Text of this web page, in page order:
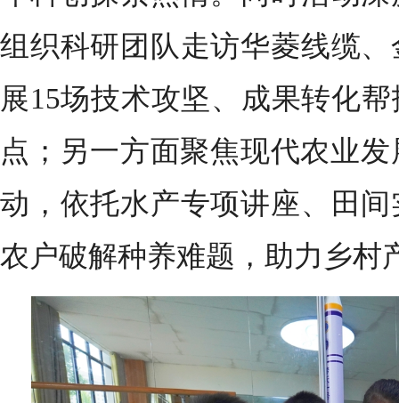
组织科研团队走访华菱线缆
展15场技术攻坚、成果转化
点；另一方面聚焦现代农业
动，依托水产专项讲座、田
农户破解种养难题，助力乡村